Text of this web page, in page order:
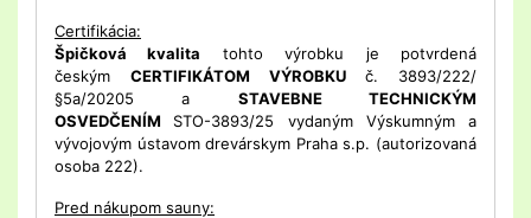
Certifikácia:
Špičková kvalita tohto výrobku je potvrdená
českým CERTIFIKÁTOM VÝROBKU č. 3893/222/
§5a/20205 a STAVEBNE TECHNICKÝM
OSVEDČENÍM STO-3893/25 vydaným Výskumným a
vývojovým ústavom drevárskym Praha s.p. (autorizovaná
osoba 222).
Pred nákupom sauny: